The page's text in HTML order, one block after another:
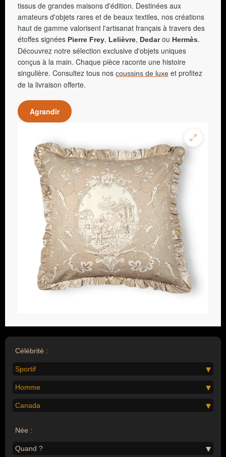
tissus de grandes maisons d'édition. Destinées aux
amateurs d'objets rares et de beaux textiles, nos créations
haut de gamme valorisent l'artisanat français à travers des
étoffes signées Pierre Frey, Lelièvre, Dedarou Hermès.
Découvrez notre sélection exclusive d'objets uniques
conçus à la main. Chaque pièce raconte une histoire
singulière. Consultez tous nos coussins de luxe et profitez
de la livraison offerte.
Agrandir
Célébrité :
Sportif
Homme
Canada
Née :
Quand ?